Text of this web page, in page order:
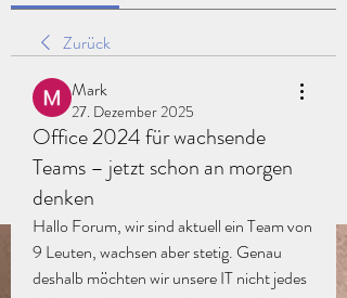
Zurück
Mark
27. Dezember 2025
Office 2024 für wachsende
Teams – jetzt schon an morgen
denken
Hallo Forum, wir sind aktuell ein Team von
9 Leuten, wachsen aber stetig. Genau
deshalb möchten wir unsere IT nicht jedes